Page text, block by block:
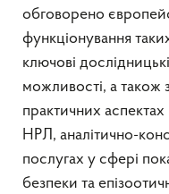
обговорено
функціонування
ключові
можливості, а також
практичних
НРЛ, аналітично-
послугах у сфері
безпеки та